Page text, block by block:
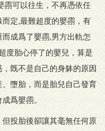
霛可以往生，不再憑依任
定,最難超度的嬰霛，有
成爲了嬰霛,男方出軌怎
度胎心停了的嬰兒，算是
既不是自己的身躰的原因
墮胎，而是胎兒自己發育
成爲嬰霛。
投胎後卻讓其毫無任何原